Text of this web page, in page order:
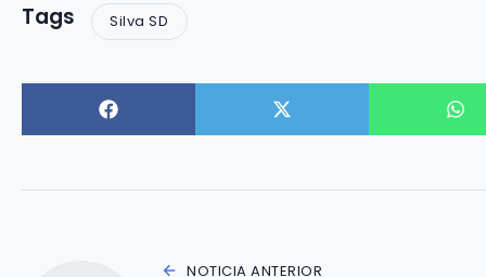
Tags Silva SD
NOTICIA ANTERIOR